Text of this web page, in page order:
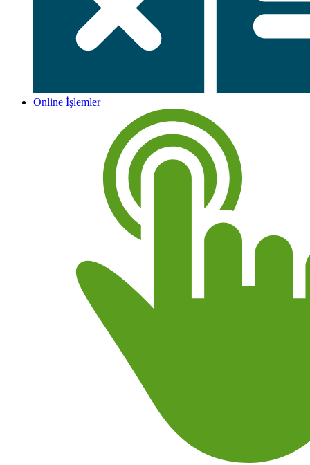
Online İşlemler